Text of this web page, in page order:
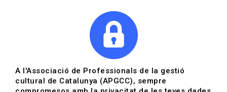
Actualitza't
Vols estar al dia?
A l'Associació de Professionals de la gestió
cultural de Catalunya (APGCC), sempre